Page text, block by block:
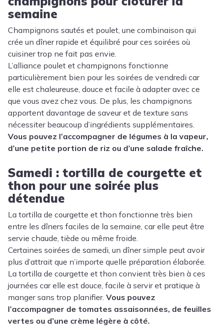
semaine
Champignons sautés et poulet, une combinaison qui
crée un dîner rapide et équilibré pour ces soirées où
cuisiner trop ne fait pas envie.
L’alliance poulet et champignons fonctionne
particulièrement bien pour les soirées de vendredi car
elle est chaleureuse, douce et facile à adapter avec ce
que vous avez chez vous. De plus, les champignons
apportent davantage de saveur et de texture sans
nécessiter beaucoup d’ingrédients supplémentaires.
Vous pouvez l’accompagner de légumes à la vapeur,
d’une petite portion de riz ou d’une salade fraîche.
Samedi : tortilla de courgette et
thon pour une soirée plus
détendue
La tortilla de courgette et thon fonctionne très bien
entre les dîners faciles de la semaine, car elle peut être
servie chaude, tiède ou même froide.
Certaines soirées de samedi, un dîner simple peut avoir
plus d’attrait que n’importe quelle préparation élaborée.
La tortilla de courgette et thon convient très bien à ces
journées car elle est douce, facile à servir et pratique à
manger sans trop planifier. Vous pouvez
l’accompagner de tomates assaisonnées, de feuilles
vertes ou d’une crème légère à côté.